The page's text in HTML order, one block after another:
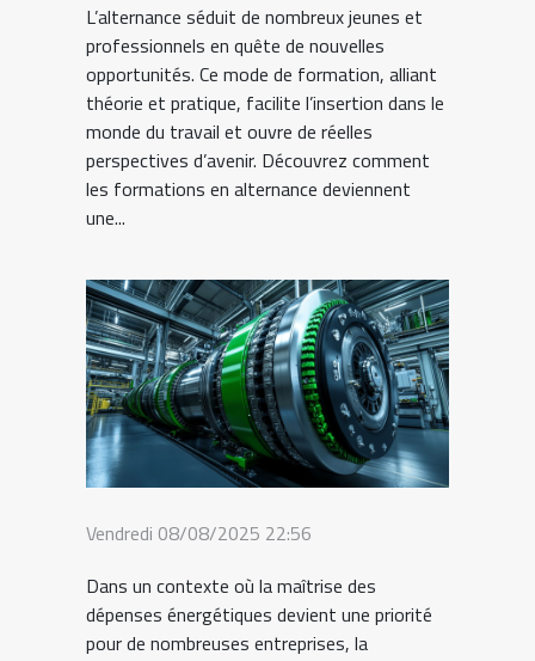
L’alternance séduit de nombreux jeunes et
professionnels en quête de nouvelles
opportunités. Ce mode de formation, alliant
théorie et pratique, facilite l’insertion dans le
monde du travail et ouvre de réelles
perspectives d’avenir. Découvrez comment
les formations en alternance deviennent
une...
Vendredi 08/08/2025 22:56
Dans un contexte où la maîtrise des
dépenses énergétiques devient une priorité
pour de nombreuses entreprises, la